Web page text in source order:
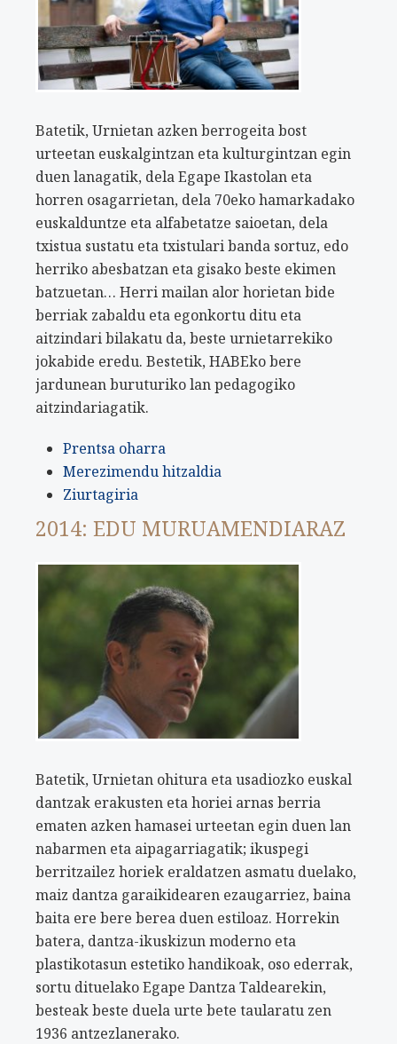
Batetik, Urnietan azken berrogeita bost
urteetan euskalgintzan eta kulturgintzan egin
duen lanagatik, dela Egape Ikastolan eta
horren osagarrietan, dela 70eko hamarkadako
euskalduntze eta alfabetatze saioetan, dela
txistua sustatu eta txistulari banda sortuz, edo
herriko abesbatzan eta gisako beste ekimen
batzuetan… Herri mailan alor horietan bide
berriak zabaldu eta egonkortu ditu eta
aitzindari bilakatu da, beste urnietarrekiko
jokabide eredu. Bestetik, HABEko bere
jardunean buruturiko lan pedagogiko
aitzindariagatik.
Prentsa oharra
Merezimendu hitzaldia
Ziurtagiria
2014: EDU MURUAMENDIARAZ
Batetik, Urnietan ohitura eta usadiozko euskal
dantzak erakusten eta horiei arnas berria
ematen azken hamasei urteetan egin duen lan
nabarmen eta aipagarriagatik; ikuspegi
berritzailez horiek eraldatzen asmatu duelako,
maiz dantza garaikidearen ezaugarriez, baina
baita ere bere berea duen estiloaz. Horrekin
batera, dantza-ikuskizun moderno eta
plastikotasun estetiko handikoak, oso ederrak,
sortu dituelako Egape Dantza Taldearekin,
besteak beste duela urte bete taularatu zen
1936 antzezlanerako.